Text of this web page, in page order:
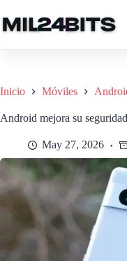
al
contenido
Inicio Móviles
Android mejora su
May 27, 2026